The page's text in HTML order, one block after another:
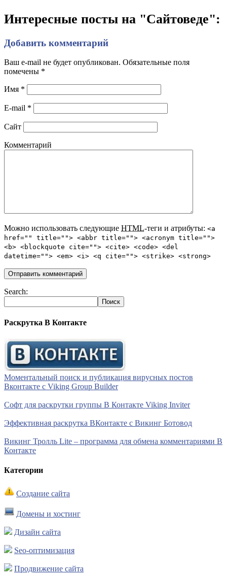
Интересные посты на "Сайтоведе":
Добавить комментарий
Ваш e-mail не будет опубликован. Обязательные поля
помечены *
Имя *
E-mail *
Сайт
Комментарий
Можно использовать следующие HTML-теги и атрибуты: <a
href="" title=""> <abbr title=""> <acronym title="">
<b> <blockquote cite=""> <cite> <code> <del
datetime=""> <em> <i> <q cite=""> <strike> <strong>
Search:
Раскрутка В Контакте
Моментальный поиск и публикация вирусных постов
Вконтакте с Viking Group Builder
Софт для раскрутки группы В Контакте Viking Inviter
Эффективная раскрутка ВКонтакте с Викинг Ботовод
Викинг Тролль Lite – программа для обмена комментариями В
Контакте
Категории
Создание сайта
Домены и хостинг
Дизайн сайта
Seo-оптимизация
Продвижение сайта